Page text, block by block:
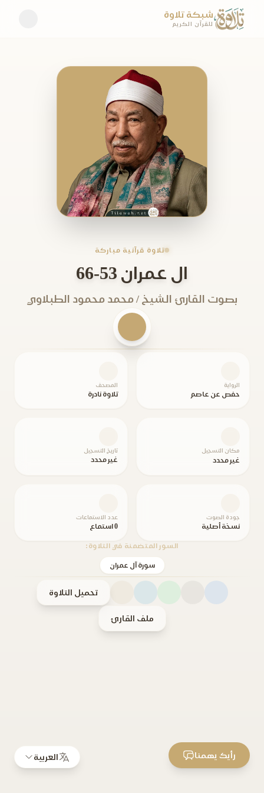
شبكة تلاوة
للقرآن الكريم
تلاوة قرآنية مباركة
ال عمران 53-66
بصوت القارئ الشيخ / محمد محمود الطبلاوي
الرواية
حفص عن عاصم
المصحف
تلاوة نادرة
مكان التسجيل
غير محدد
تاريخ التسجيل
غير محدد
جودة الصوت
نسخة أصلية
عدد الاستماعات
0 استماع
السور المتضمنة في التلاوة:
سورة آل عمران
تحميل التلاوة
ملف القارئ
العربية رأيك يهمنا